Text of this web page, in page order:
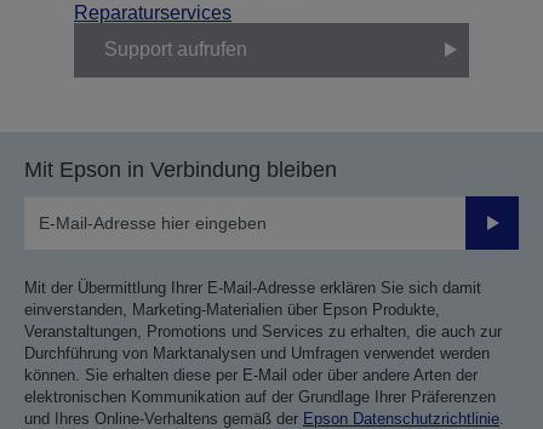
Reparaturservices
Support aufrufen
Mit Epson in Verbindung bleiben
Mit der Übermittlung Ihrer E-Mail-Adresse erklären Sie sich damit
einverstanden, Marketing-Materialien über Epson Produkte,
Veranstaltungen, Promotions und Services zu erhalten, die auch zur
Durchführung von Marktanalysen und Umfragen verwendet werden
können. Sie erhalten diese per E-Mail oder über andere Arten der
elektronischen Kommunikation auf der Grundlage Ihrer Präferenzen
und Ihres Online-Verhaltens gemäß der Epson Datenschutzrichtlinie